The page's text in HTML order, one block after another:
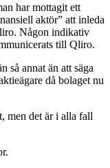
har mottagit ett
aktör” att inleda
Någon indikativ
till Qliro.
så annat än att säga
då bolaget nu
men det är i alla fall